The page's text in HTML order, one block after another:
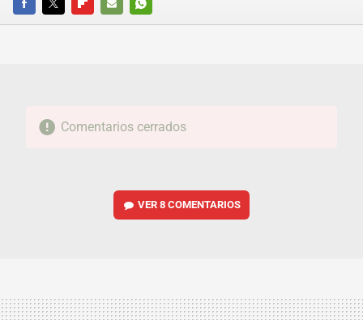
FACEBOOKTWITTERFLIPBOARD
E-
WHATSAPP
Comentarios cerrados
VER8 COMENTARIOS